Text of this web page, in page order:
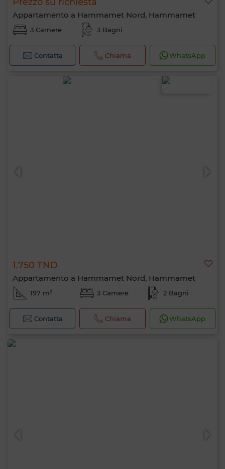
Appartamento a Hammamet Nord, Hammamet
3 Camere 3 Bagni
Contatta Chiama WhatsApp
1.750 TND
Appartamento a Hammamet Nord, Hammamet
197 m² 3 Camere 2 Bagni
Contatta Chiama WhatsApp